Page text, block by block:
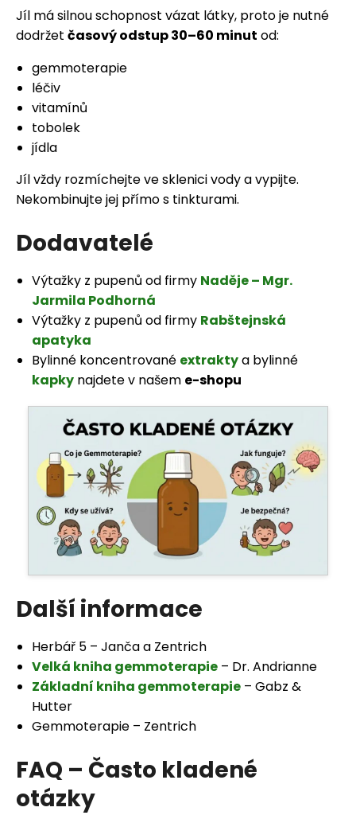
Jíl má silnou schopnost vázat látky, proto je nutné
dodržet časový odstup 30–60 minut od:
gemmoterapie
léčiv
vitamínů
tobolek
jídla
Jíl vždy rozmíchejte ve sklenici vody a vypijte.
Nekombinujte jej přímo s tinkturami.
Dodavatelé
Výtažky z pupenů od firmy Naděje – Mgr.
Jarmila Podhorná
Výtažky z pupenů od firmy Rabštejnská
apatyka
Bylinné koncentrované extraktya bylinné
kapky najdete v našem e-shopu
Další informace
Herbář 5 – Janča a Zentrich
Velká kniha gemmoterapie – Dr. Andrianne
Základní kniha gemmoterapie – Gabz &
Hutter
Gemmoterapie – Zentrich
FAQ – Často kladené
otázky